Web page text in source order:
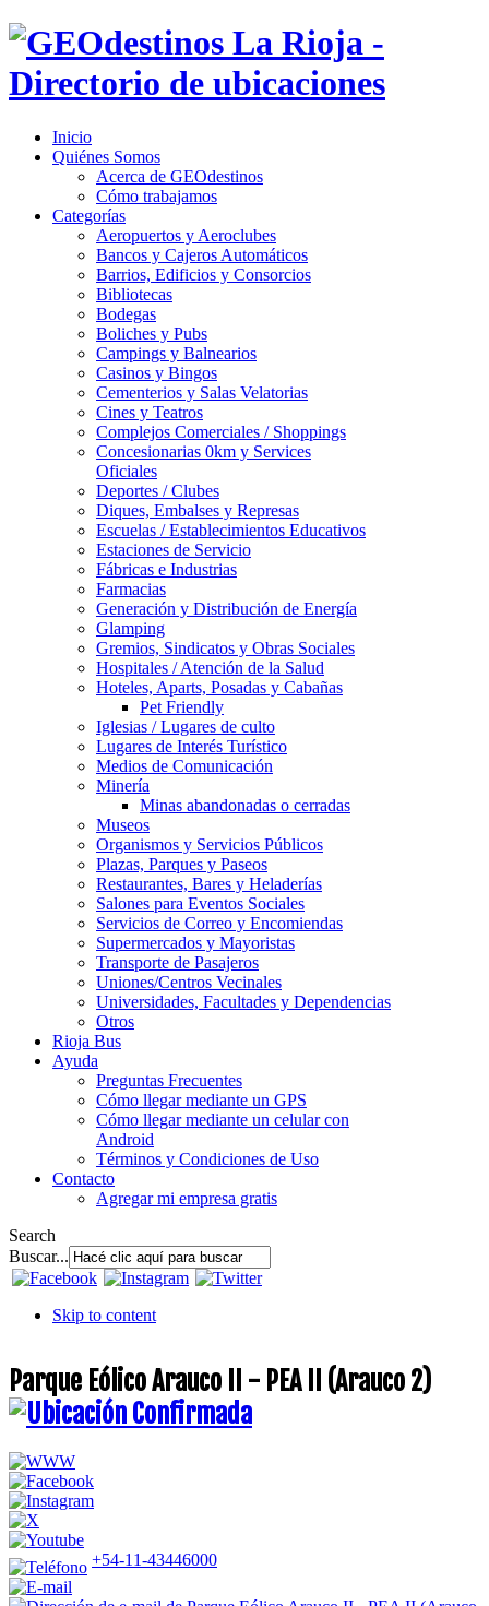
Inicio
Quiénes Somos
Acerca de GEOdestinos
Cómo trabajamos
Categorías
Aeropuertos y Aeroclubes
Bancos y Cajeros Automáticos
Barrios, Edificios y Consorcios
Bibliotecas
Bodegas
Boliches y Pubs
Campings y Balnearios
Casinos y Bingos
Cementerios y Salas Velatorias
Cines y Teatros
Complejos Comerciales / Shoppings
Concesionarias 0km y Services
Oficiales
Deportes / Clubes
Diques, Embalses y Represas
Escuelas / Establecimientos Educativos
Estaciones de Servicio
Fábricas e Industrias
Farmacias
Generación y Distribución de Energía
Glamping
Gremios, Sindicatos y Obras Sociales
Hospitales / Atención de la Salud
Hoteles, Aparts, Posadas y Cabañas
Pet Friendly
Iglesias / Lugares de culto
Lugares de Interés Turístico
Medios de Comunicación
Minería
Minas abandonadas o cerradas
Museos
Organismos y Servicios Públicos
Plazas, Parques y Paseos
Restaurantes, Bares y Heladerías
Salones para Eventos Sociales
Servicios de Correo y Encomiendas
Supermercados y Mayoristas
Transporte de Pasajeros
Uniones/Centros Vecinales
Universidades, Facultades y Dependencias
Otros
Rioja Bus
Ayuda
Preguntas Frecuentes
Cómo llegar mediante un GPS
Cómo llegar mediante un celular con
Android
Términos y Condiciones de Uso
Contacto
Agregar mi empresa gratis
Search
Buscar...
Skip to content
Parque Eólico Arauco II - PEA II (Arauco 2)
+54-11-43446000